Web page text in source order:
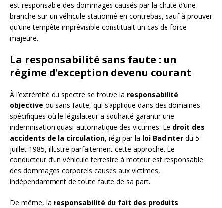
est responsable des dommages causés par la chute d’une
branche sur un véhicule stationné en contrebas, sauf à prouver
qu’une tempête imprévisible constituait un cas de force
majeure.
La responsabilité sans faute : un
régime d’exception devenu courant
À l’extrémité du spectre se trouve la responsabilité
objective ou sans faute, qui s’applique dans des domaines
spécifiques où le législateur a souhaité garantir une
indemnisation quasi-automatique des victimes. Le droit des
accidents de la circulation, régi par la loi Badinter du 5
juillet 1985, illustre parfaitement cette approche. Le
conducteur d’un véhicule terrestre à moteur est responsable
des dommages corporels causés aux victimes,
indépendamment de toute faute de sa part.
De même, la responsabilité du fait des produits